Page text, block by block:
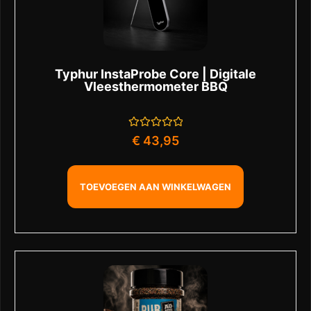
Typhur InstaProbe Core | Digitale
Vleesthermometer BBQ
Gewaardeerd
5
€ 43,95
TOEVOEGEN AAN WINKELWAGEN